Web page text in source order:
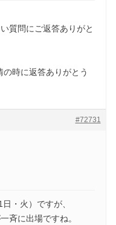
質問にご返答ありがと
時に返答ありがとう
#72731
・火）ですが、
斉に出場ですね。